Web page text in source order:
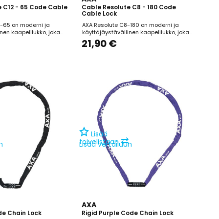
- 65 Code Cable
65 on moderni ja
kaapelilukko, joka
lyhytaikaiseen
polkupyörällesi.
Cable Resolute C8 - 180 Code
Cable Lock
AXA Resolute C8-180 on moderni ja
käyttäjäystävällinen kaapelilukko, joka
soveltuu erityisesti lyhytaikaiseen pyörän
pysäköintiin tai lisäturvaksi toisen lukon
21,90 €
Chain Lock
Lisää
toivelistaan ⇄
Lisää vertailuun
AXA
Rigid Purple Code Chain Lock